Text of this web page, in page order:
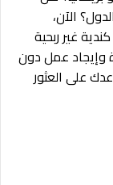
الآن،
غير ربحية
وإيجاد عمل دون
على العثور